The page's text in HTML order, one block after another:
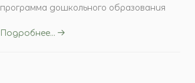
программа дошкольного образования
Подробнее...